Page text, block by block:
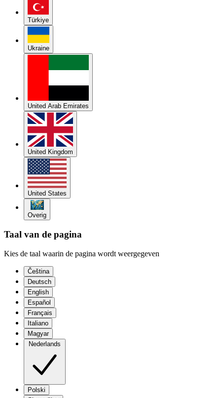
Türkiye
Ukraine
United Arab Emirates
United Kingdom
United States
Overig
Taal van de pagina
Kies de taal waarin de pagina wordt weergegeven
Čeština
Deutsch
English
Español
Français
Italiano
Magyar
Nederlands
Polski